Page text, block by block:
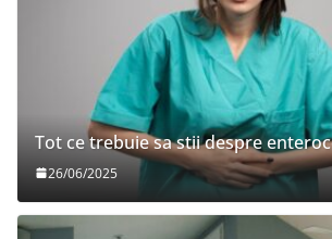
Tot ce trebuie sa stii despre
26/06/2025